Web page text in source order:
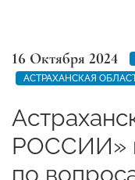
16 Октября 2024
АСТРАХАНСКАЯ
РОССИИ»
по